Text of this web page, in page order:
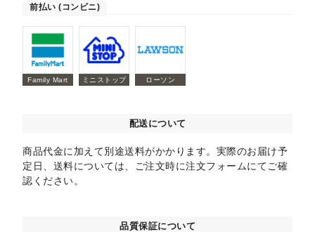
前払い (コンビニ)
Family Mart ミニストップ ローソン
配送について
商品代金に加えて別途送料がかかります。実際のお届け予
定日、送料については、ご注文時に注文フォームにてご確
認ください。
品質保証について